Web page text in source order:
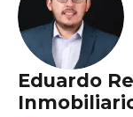
Eduardo